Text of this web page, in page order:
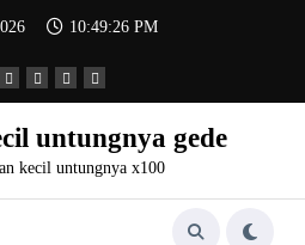
10:49:27 PM
untungnya gede
kecil untungnya x100